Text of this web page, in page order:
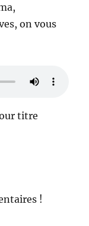
on vous
titre
!